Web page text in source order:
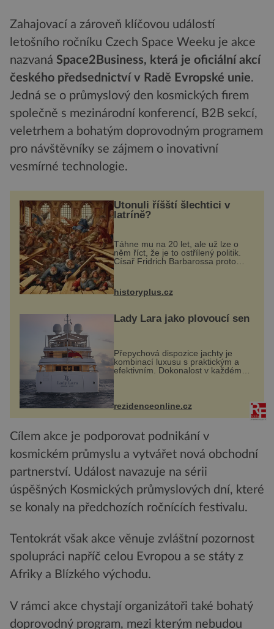
Zahajovací a zároveň klíčovou událostí
letošního ročníku Czech Space Weeku je akce
nazvaná Space2Business, která je oficiální akcí
českého předsednictví v Radě Evropské unie.
Jedná se o průmyslový den kosmických firem
společně s mezinárodní konferencí, B2B sekcí,
veletrhem a bohatým doprovodným programem
pro návštěvníky se zájmem o inovativní
vesmírné technologie.
Utonuli říšští šlechtici v
latríně?
Táhne mu na 20 let, ale už lze o
něm říct, že je to ostřílený politik.
Císař Fridrich Barbarossa proto
posílá svého syna a dědice
prostředníkem při řešení sporu m...
historyplus.cz
Lady Lara jako plovoucí sen
Přepychová dispozice jachty je
kombinací luxusu s praktickým a
efektivním. Dokonalost v každém
detailu představuje značka Fendi
Casa, kterou byly vybaveny její
paluby. Monacký přístav nabízí
každoročn...
rezidenceonline.cz
Cílem akce je podporovat podnikání v
kosmickém průmyslu a vytvářet nová obchodní
partnerství. Událost navazuje na sérii
úspěšných Kosmických průmyslových dní, které
se konaly na předchozích ročnících festivalu.
Tentokrát však akce věnuje zvláštní pozornost
spolupráci napříč celou Evropou a se státy z
Afriky a Blízkého východu.
V rámci akce chystají organizátoři také bohatý
doprovodný program, mezi kterým nebudou